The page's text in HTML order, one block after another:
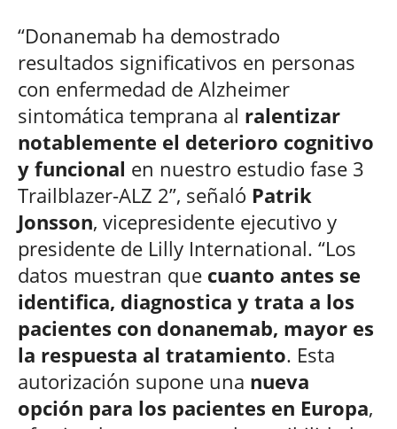
“Donanemab ha demostrado
resultados significativos en personas
con enfermedad de Alzheimer
sintomática temprana al ralentizar
notablemente el deterioro cognitivo
y funcional en nuestro estudio fase 3
Trailblazer-ALZ 2”, señaló Patrik
Jonsson, vicepresidente ejecutivo y
presidente de Lilly International. “Los
datos muestran que cuanto antes se
identifica, diagnostica y trata a los
pacientes con donanemab, mayor es
la respuesta al tratamiento. Esta
autorización supone una nueva
opción para los pacientes en Europa,